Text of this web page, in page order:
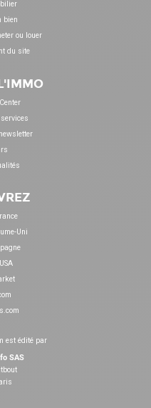
bien
ou louer
du site
Uni
est édité par
SAS